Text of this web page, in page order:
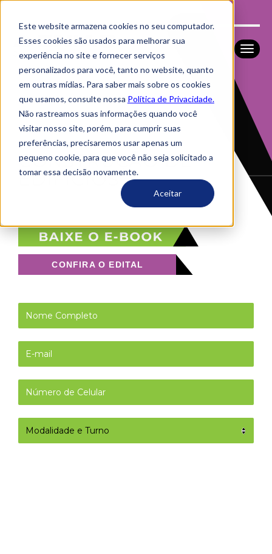
Este website armazena cookies no seu computador.
Esses cookies são usados ​​para melhorar sua
experiência no site e fornecer serviços
personalizados para você, tanto no website, quanto
em outras mídias. Para saber mais sobre os cookies
que usamos, consulte nossa Política de Privacidade.
Não rastreamos suas informações quando você
visitar nosso site, porém, para cumprir suas
preferências, precisaremos usar apenas um
pequeno cookie, para que você não seja solicitado a
tomar essa decisão novamente.
Aceitar
CONSTRUÇÃO DE
EDIFÍCIOS
CONFIRA O EDITAL